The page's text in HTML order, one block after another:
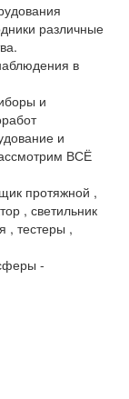
различные
в
и
и
ВСЁ
протяжной ,
, светильник
, тестеры ,
-